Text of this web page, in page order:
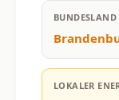
BUNDESLAND
LOKALER